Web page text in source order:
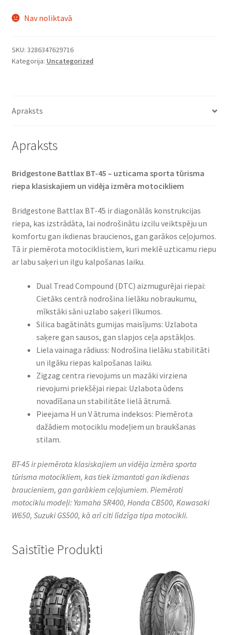
Nav noliktavā
SKU: 3286347629716
Kategorija: Uncategorized
Apraksts
Apraksts
Bridgestone Battlax BT-45 – uzticama sporta tūrisma
riepa klasiskajiem un vidēja izmēra motocikliem​
Bridgestone Battlax BT-45 ir diagonālās konstrukcijas
riepa, kas izstrādāta, lai nodrošinātu izcilu veiktspēju un
komfortu gan ikdienas braucienos, gan garākos ceļojumos.
Tā ir piemērota motociklistiem, kuri meklē uzticamu riepu
ar labu saķeri un ilgu kalpošanas laiku.​
Dual Tread Compound (DTC) aizmugurējai riepai:
Cietāks centrā nodrošina lielāku nobraukumu,
mīkstāki sāni uzlabo saķeri līkumos. ​
Silica bagātināts gumijas maisījums: Uzlabota
saķere gan sausos, gan slapjos ceļa apstākļos.
Liela vainaga rādiuss: Nodrošina lielāku stabilitāti
un ilgāku riepas kalpošanas laiku.
Zigzag centra rievojums un mazāki virziena
rievojumi priekšējai riepai: Uzlabota ūdens
novadīšana un stabilitāte lielā ātrumā.
Pieejama H un V ātruma indeksos: Piemērota
dažādiem motociklu modeļiem un braukšanas
stilam.
BT-45 ir piemērota klasiskajiem un vidēja izmēra sporta
tūrisma motocikliem, kas tiek izmantoti gan ikdienas
braucieniem, gan garākiem ceļojumiem. Piemēroti
motociklu modeļi: Yamaha SR400, Honda CB500, Kawasaki
W650, Suzuki GS500, kā arī citi līdzīga tipa motocikli.​
Saistītie Produkti